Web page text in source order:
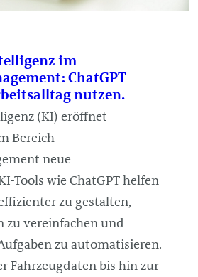
im
ChatGPT
nutzen.
(KI) eröffnet
Bereich
neue
Tools wie ChatGPT helfen
zu gestalten,
vereinfachen und
zu automatisieren.
Fahrzeugdaten bis hin zur